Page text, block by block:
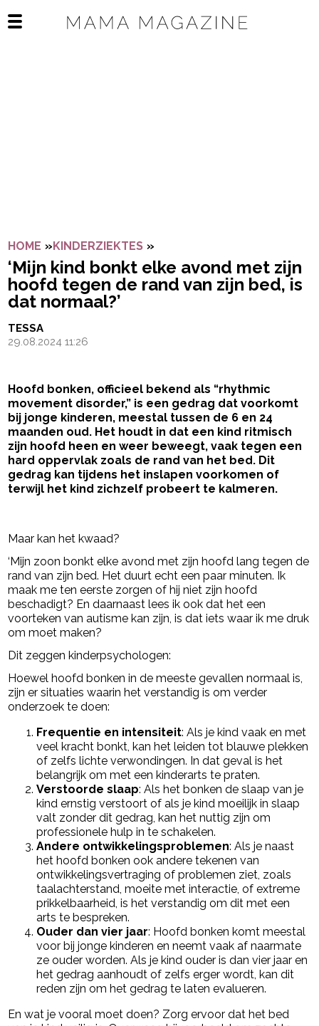
Open het mobiele menu
HOME »KINDERZIEKTES »
‘Mijn kind bonkt elke avond met zijn
hoofd tegen de rand van zijn bed, is
dat normaal?’
TESSA
29.08.2024 11:26
Hoofd bonken, officieel bekend als “rhythmic
movement disorder,” is een gedrag dat voorkomt
bij jonge kinderen, meestal tussen de 6 en 24
maanden oud. Het houdt in dat een kind ritmisch
zijn hoofd heen en weer beweegt, vaak tegen een
hard oppervlak zoals de rand van het bed. Dit
gedrag kan tijdens het inslapen voorkomen of
terwijl het kind zichzelf probeert te kalmeren.
Maar kan het kwaad?
‘Mijn zoon bonkt elke avond met zijn hoofd lang tegen de
rand van zijn bed. Het duurt echt een paar minuten. Ik
maak me ten eerste zorgen of hij niet zijn hoofd
beschadigt? En daarnaast lees ik ook dat het een
voorteken van autisme kan zijn, is dat iets waar ik me druk
om moet maken?
Dit zeggen kinderpsychologen:
Hoewel hoofd bonken in de meeste gevallen normaal is,
zijn er situaties waarin het verstandig is om verder
onderzoek te doen:
Frequentie en intensiteit: Als je kind vaak en met
veel kracht bonkt, kan het leiden tot blauwe plekken
of zelfs lichte verwondingen. In dat geval is het
belangrijk om met een kinderarts te praten.
Verstoorde slaap: Als het bonken de slaap van je
kind ernstig verstoort of als je kind moeilijk in slaap
valt zonder dit gedrag, kan het nuttig zijn om
professionele hulp in te schakelen.
Andere ontwikkelingsproblemen: Als je naast
het hoofd bonken ook andere tekenen van
ontwikkelingsvertraging of problemen ziet, zoals
taalachterstand, moeite met interactie, of extreme
prikkelbaarheid, is het verstandig om dit met een
arts te bespreken.
Ouder dan vier jaar: Hoofd bonken komt meestal
voor bij jonge kinderen en neemt vaak af naarmate
ze ouder worden. Als je kind ouder is dan vier jaar en
het gedrag aanhoudt of zelfs erger wordt, kan dit
reden zijn om het gedrag te laten evalueren.
En wat je vooral moet doen? Zorg ervoor dat het bed